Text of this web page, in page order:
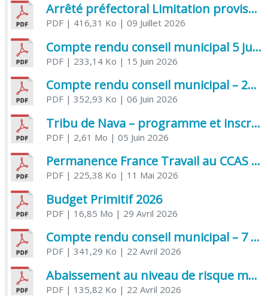
Arrêté préfectoral Limitation provisoire des usages de l’eau
PDF| 416,31 Ko | 09 Juillet 2026
Compte rendu conseil municipal 5 juin 2026 sénatoriale
PDF| 233,14 Ko | 15 Juin 2026
Compte rendu conseil municipal – 21 avril 2026
PDF| 352,93 Ko | 06 Juin 2026
Tribu de Nava – programme et inscriptions été 2026
PDF| 2,61 Mo | 05 Juin 2026
Permanence France Travail au CCAS de Saujon Juin 2026
PDF| 225,38 Ko | 11 Mai 2026
Budget Primitif 2026
PDF| 16,85 Mo | 29 Avril 2026
Compte rendu conseil municipal – 7 avril 2026
PDF| 341,29 Ko | 22 Avril 2026
Abaissement au niveau de risque modéré de l’Influenza aviaire
PDF| 135,82 Ko | 22 Avril 2026